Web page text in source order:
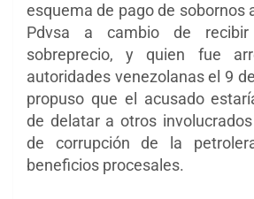
esquema de pago de sobornos
Pdvsa a cambio de
sobreprecio, y quien fue
autoridades venezolanas el 9
propuso que el acusado
de delatar a otros
de corrupción de la
beneficios procesales.